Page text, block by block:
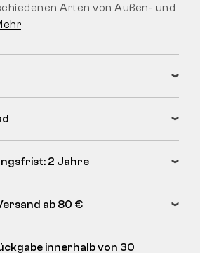
Arten von Außen- und
2 Jahre
ab 80 €
innerhalb von 30